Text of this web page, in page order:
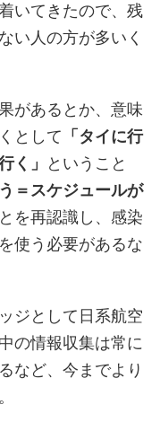
いてきたので、残
い人の方が多いく
があるとか、意味
として 「タイに行
く」
ということ
＝スケジュールが
を再認識し、感染
使う必要があるな
ジとして日系航空
の情報収集は常に
など、今までより